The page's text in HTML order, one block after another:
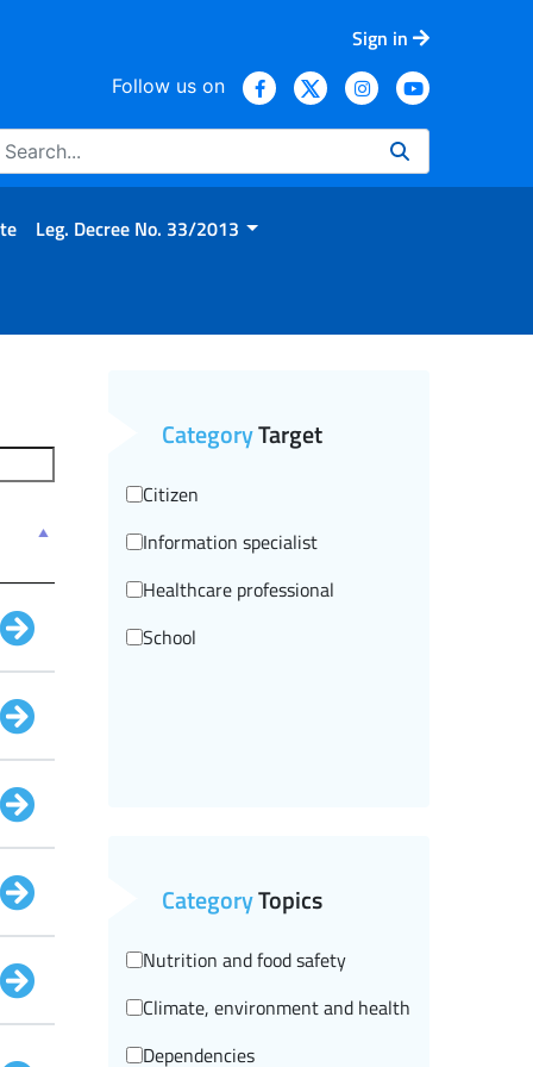
Sign in
Follow us on
Leg. Decree No. 33/2013
CategoryTarget
Citizen
Information specialist
Healthcare professional
School
CategoryTopics
Nutrition and food safety
Climate, environment and health
Dependencies